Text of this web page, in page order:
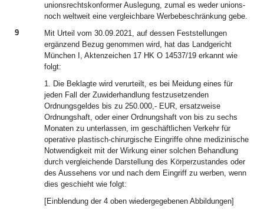
unionsrechtskonformer Auslegung, zumal es weder unions-
noch weltweit eine vergleichbare Werbebeschränkung gebe.
9
Mit Urteil vom 30.09.2021, auf dessen Feststellungen
ergänzend Bezug genommen wird, hat das Landgericht
München I, Aktenzeichen 17 HK O 14537/19 erkannt wie
folgt:
1. Die Beklagte wird verurteilt, es bei Meidung eines für
jeden Fall der Zuwiderhandlung festzusetzenden
Ordnungsgeldes bis zu 250.000,- EUR, ersatzweise
Ordnungshaft, oder einer Ordnungshaft von bis zu sechs
Monaten zu unterlassen, im geschäftlichen Verkehr für
operative plastisch-chirurgische Eingriffe ohne medizinische
Notwendigkeit mit der Wirkung einer solchen Behandlung
durch vergleichende Darstellung des Körperzustandes oder
des Aussehens vor und nach dem Eingriff zu werben, wenn
dies geschieht wie folgt:
[Einblendung der 4 oben wiedergegebenen Abbildungen]